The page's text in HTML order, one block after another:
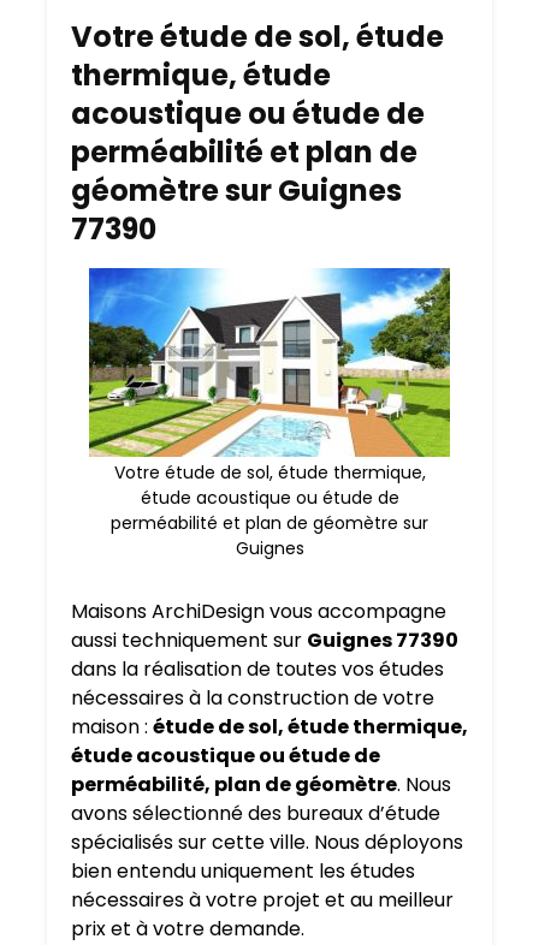
Votre étude de sol, étude
thermique, étude
acoustique ou étude de
perméabilité et plan de
géomètre sur Guignes
77390
Votre étude de sol, étude thermique,
étude acoustique ou étude de
perméabilité et plan de géomètre sur
Guignes
Maisons ArchiDesign vous accompagne
aussi techniquement sur Guignes 77390
dans la réalisation de toutes vos études
nécessaires à la construction de votre
maison : étude de sol, étude thermique,
étude acoustique ou étude de
perméabilité, plan de géomètre. Nous
avons sélectionné des bureaux d’étude
spécialisés sur cette ville. Nous déployons
bien entendu uniquement les études
nécessaires à votre projet et au meilleur
prix et à votre demande.